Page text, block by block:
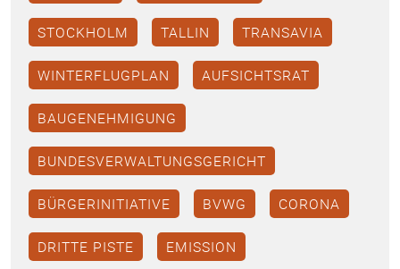
STOCKHOLM TALLIN TRANSAVIA
WINTERFLUGPLAN AUFSICHTSRAT
BAUGENEHMIGUNG
BUNDESVERWALTUNGSGERICHT
BÜRGERINITIATIVE BVWG CORONA
DRITTE PISTE EMISSION